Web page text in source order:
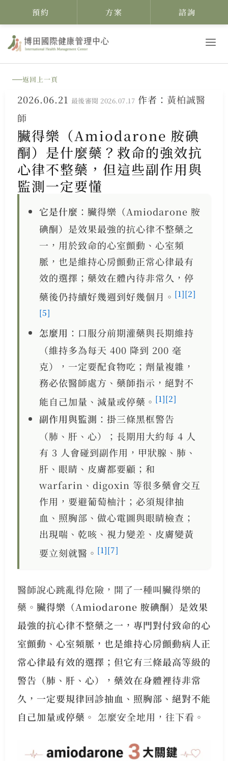
至
主
預約 方案 諮詢
返回上一頁
2026.06.21 最後審閱 2026.07.17 作者： 黃柏誠醫
師
臟得樂（Amiodarone 胺碘
酮）是什麼藥？救命的強效抗
心律不整藥，但這些副作用與
監測一定要懂
它是什麼 ：臟得樂（Amiodarone 胺
碘酮）是效果最強的抗心律不整藥之
一，用於致命的心室顫動、心室頻
脈，也是維持心房顫動正常心律最有
效的選擇；藥效在體內待非常久，停
藥後仍持續好幾週到好幾個月。 [1][2]
[5]
怎麼用 ：口服分前期灌藥與長期維持
（維持多為每天 400 降到 200 毫
克），一定要配食物吃；劑量複雜，
務必依醫師處方、藥師指示，絕對不
能自己加量、減量或停藥。 [1][2]
副作用與監測 ：掛三條黑框警告
（肺、肝、心）；長期用大約每 4 人
有 3 人會碰到副作用，甲狀腺、肺、
肝、眼睛、皮膚都要顧；和
warfarin、digoxin 等很多藥會交互
作用，要避葡萄柚汁；必須規律抽
血、照胸部、做心電圖與眼睛檢查；
出現喘、乾咳、視力變差、皮膚變黃
要立刻就醫。 [1][7]
醫師說心跳亂得危險，開了一種叫臟得樂的
藥。 臟得樂（Amiodarone 胺碘酮）是效果
最強的抗心律不整藥之一，專門對付致命的心
室顫動、心室頻脈，也是維持心房顫動病人正
常心律最有效的選擇；但它有三條最高等級的
警告（肺、肝、心），藥效在身體裡待非常
久，一定要規律回診抽血、照胸部、絕對不能
自己加量或停藥。 怎麼安全地用，往下看。